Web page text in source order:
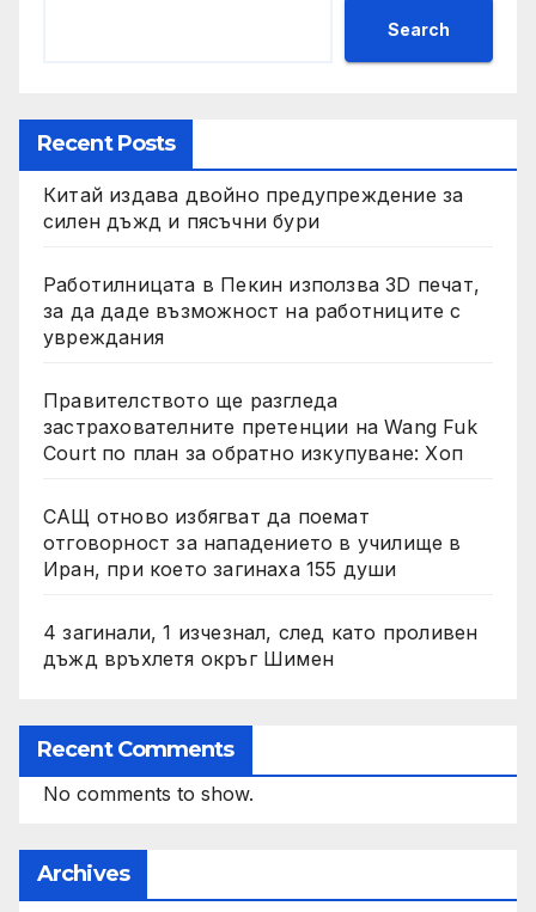
Search
Recent Posts
Китай издава двойно предупреждение за
силен дъжд и пясъчни бури
Работилницата в Пекин използва 3D печат,
за да даде възможност на работниците с
увреждания
Правителството ще разгледа
застрахователните претенции на Wang Fuk
Court по план за обратно изкупуване: Хоп
САЩ отново избягват да поемат
отговорност за нападението в училище в
Иран, при което загинаха 155 души
4 загинали, 1 изчезнал, след като проливен
дъжд връхлетя окръг Шимен
Recent Comments
No comments to show.
Archives